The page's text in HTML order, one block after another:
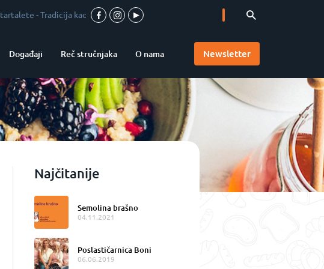
Tradicija kao garant kvaliteta -Vrhunska pica u srcu Vojvodine Accademia Pizzaioli u
Događaji Reč stručnjaka O nama Newsletter
Najčitanije
Semolina brašno
04.11.2021
Poslastičarnica Boni
06.06.2019